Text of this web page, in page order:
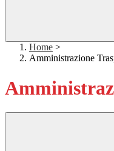
Home >
Amministrazione